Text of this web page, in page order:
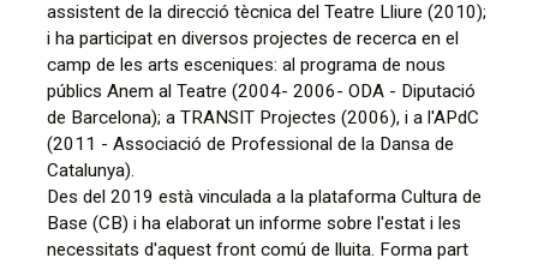
assistent de la direcció tècnica del Teatre Lliure (2010);
i ha participat en diversos projectes de recerca en el
camp de les arts esceniques: al programa de nous
públics Anem al Teatre (2004- 2006- ODA - Diputació
de Barcelona); a TRANSIT Projectes (2006), i a l'APdC
(2011 - Associació de Professional de la Dansa de
Catalunya).
Des del 2019 està vinculada a la plataforma Cultura de
Base (CB) i ha elaborat un informe sobre l'estat i les
necessitats d'aquest front comú de lluita. Forma part